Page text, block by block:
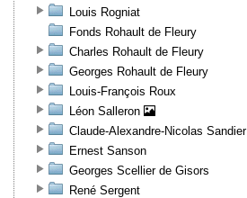
Louis Rogniat
Fonds Rohault de Fleury
Charles Rohault de Fleury
Georges Rohault de Fleury
Louis-François Roux
Léon Salleron
Claude-Alexandre-Nicolas Sandier
Ernest Sanson
Georges Scellier de Gisors
René Sergent